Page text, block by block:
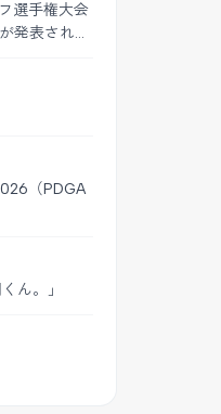
選手権大会
発表されま
（PDGA
ん。」